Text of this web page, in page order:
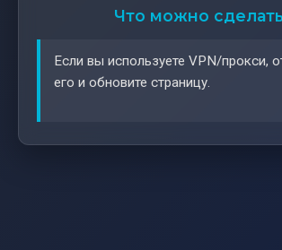
Что можно
Если вы используете VPN/прокси,
его и обновите страницу.